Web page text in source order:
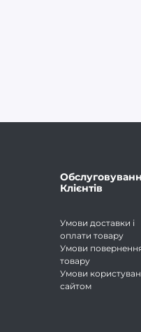
Клієнтів
Умови доставки і
оплати товару
Умови
товару
Умови
сайтом